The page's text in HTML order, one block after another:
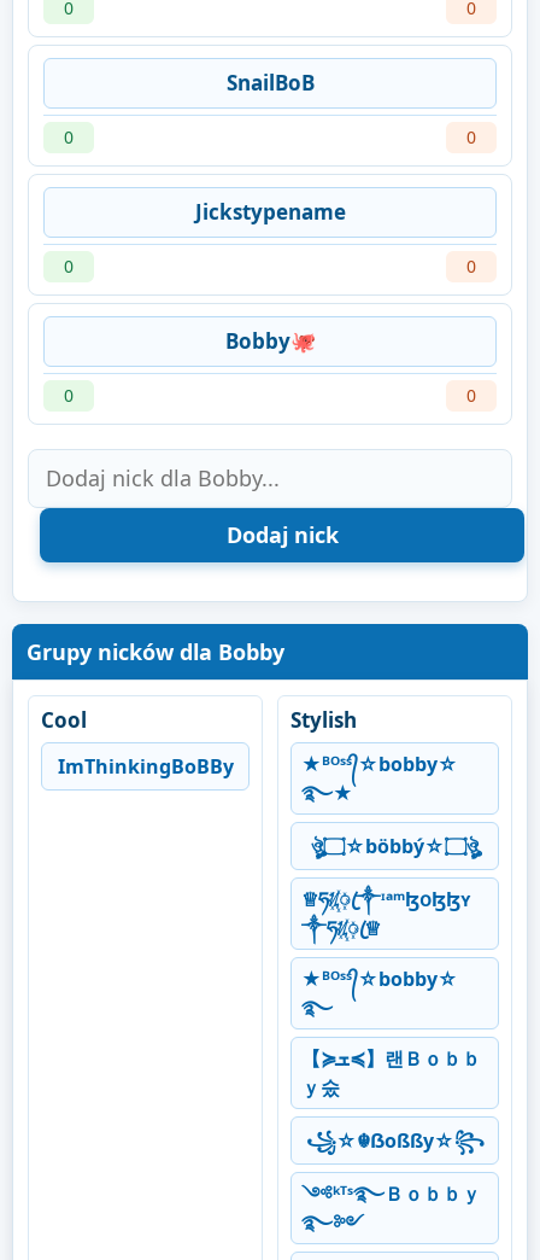
0 0
SnailBoB
0 0
Jickstypename
0 0
Bobby🐙
0 0
Grupy nicków dla Bobby
Cool
ImThinkingBoBBy
Stylish
★ᴮᴼˢˢ᭄☆bobby☆
࿐★
ঔৣ۝☆böbbý☆۝ঔৣ
♕ཧᜰ꙰ꦿ༒ᶦᵃᵐɮօɮɮʏ
༒ཧᜰ꙰ꦿ♕
★ᴮᴼˢˢ᭄☆bobby☆
࿐
【≽ܫ≼】랜Ｂｏｂｂ
ｙ숬
꧁☆☬ẞoßßy☆꧂
༺ᵏᵀˢ࿐Ｂｏｂｂｙ
࿐༻